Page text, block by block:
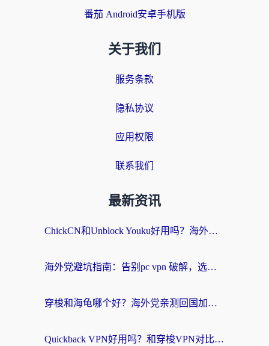
番茄 Android安卓手机版
关于我们
服务条款
隐私协议
应用权限
联系我们
最新资讯
ChickCN和Unblock Youku好用吗？海外党亲测3款回国加速器，附iOS免费选择指南
海外党避坑指南：告别pc vpn 破解，选对回国加速器轻松访问国内资源
穿梭和海龟哪个好？海外党亲测回国加速器，附电脑免费VPN推荐
Quickback VPN好用吗？和穿梭VPN对比哪个回国效果更好？海外党必看的真实测评与选择指南